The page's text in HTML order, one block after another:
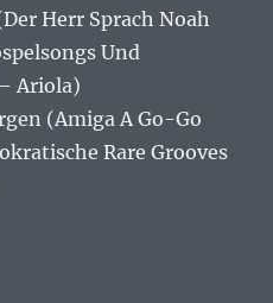
Herr Sprach Noah
Und
Ariola)
(Amiga A Go-Go
Rare Grooves